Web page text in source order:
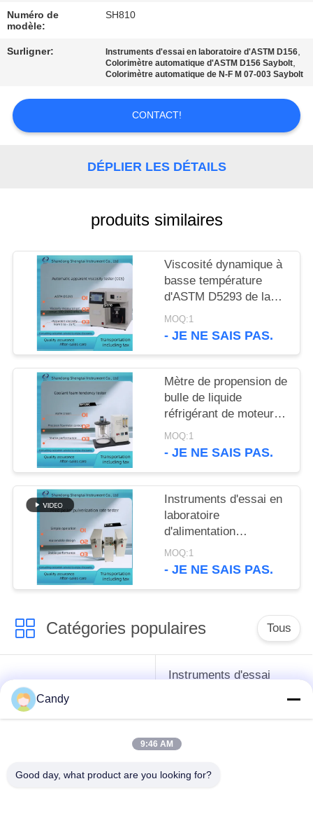
CONTACTEZ-
NOUS
DEMANDEZ
UNE
CITATION
PRIVACY
POLICY
Numéro de
modèle:
SH810
Surligner: Instruments d'essai en laboratoire d'ASTM D156,
Colorimètre automatique d'ASTM D156 Saybolt,
Colorimètre automatique de N-F M 07-003 Saybolt
CONTACT!
DÉPLIER LES DÉTAILS
produits similaires
Viscosité dynamique à
basse température
d'ASTM D5293 de la
mesure de viscosité
apparente d'huile à
MOQ:1
- JE NE SAIS PAS.
Mètre de propension de
bulle de liquide
réfrigérant de moteur
de l'appareil de
contrôle ASTM D1881
réfrigérant
MOQ:1
- JE NE SAIS PAS.
Instruments d'essai en
laboratoire
d'alimentation
d'appareil de contrôle
d'index de longévité de
MOQ:1
- JE NE SAIS PAS.
Catégories populaires Tous
instruments de essai
de pétrole
Instruments d'essai
graisse
Équipement d'essai
d'huile de
Candy
9:46 AM
Good day, what product are you looking for?